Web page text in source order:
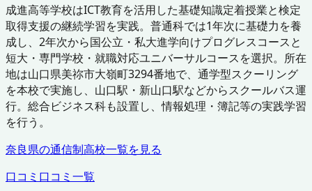
成進高等学校はICT教育を活用した基礎知識定着授業と検定
取得支援の継続学習を実践。普通科では1年次に基礎力を養
成し、2年次から国公立・私大進学向けプログレスコースと
短大・専門学校・就職対応ユニバーサルコースを選択。所在
地は山口県美祢市大嶺町3294番地で、通学型スクーリング
を本校で実施し、山口駅・新山口駅などからスクールバス運
行。総合ビジネス科も設置し、情報処理・簿記等の実践学習
を行う。
奈良県の通信制高校一覧を見る
口コミ 口コミ一覧